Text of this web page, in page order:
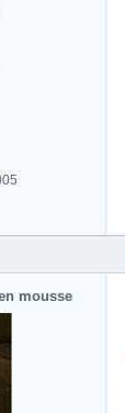
mousse